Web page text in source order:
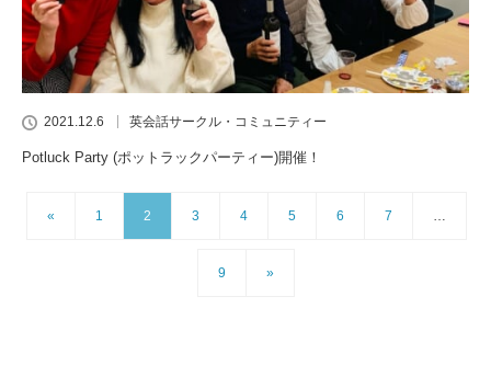
2021.12.6 英会話サークル・コミュニティー
Potluck Party (ポットラックパーティー)開催！
« 1 2 3 4 5 6 7 …
9 »